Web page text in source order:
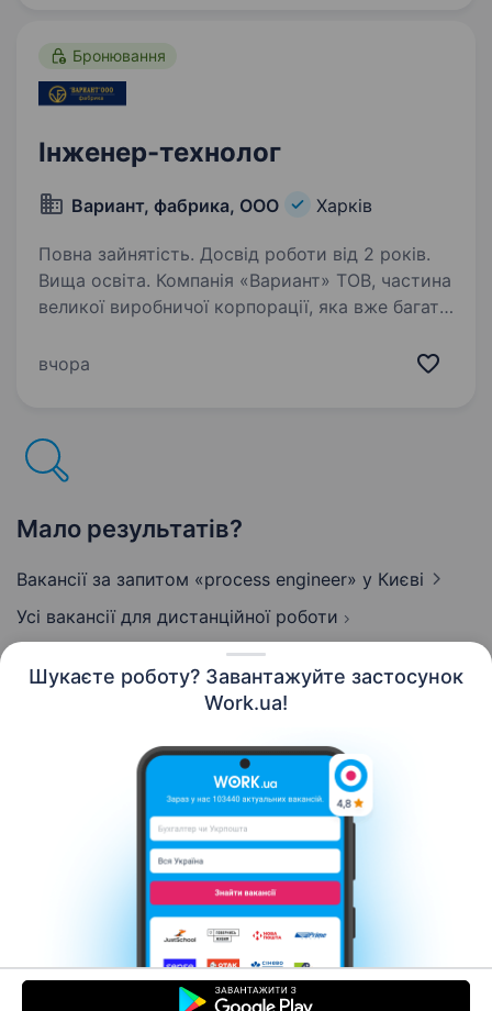
Шукаєте роботу? Завантажуйте застосунок
Work.ua!
Бронювання
Інженер-технолог
Вариант, фабрика, ООО Харків
Повна зайнятість. Досвід роботи від 2 років.
Вища освіта. Компанія «Вариант» ТОВ, частина
великої виробничої корпорації, яка вже багато
металу та виготовлення обладнання. Наша
вчора
Мало результатів?
Вакансії за запитом «process engineer» у Києві
Усі вакансії для дистанційної роботи
Контакти Про нас
Кар’єра
Допомога Умови використання